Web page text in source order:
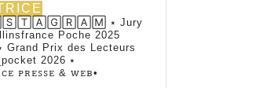
⭑ Jury
Poche 2025
Grand Prix des Lecteurs
2026 ⭑
ꮲꭱꭼꮪꮪꭼ & ꮃꭼᏼ•